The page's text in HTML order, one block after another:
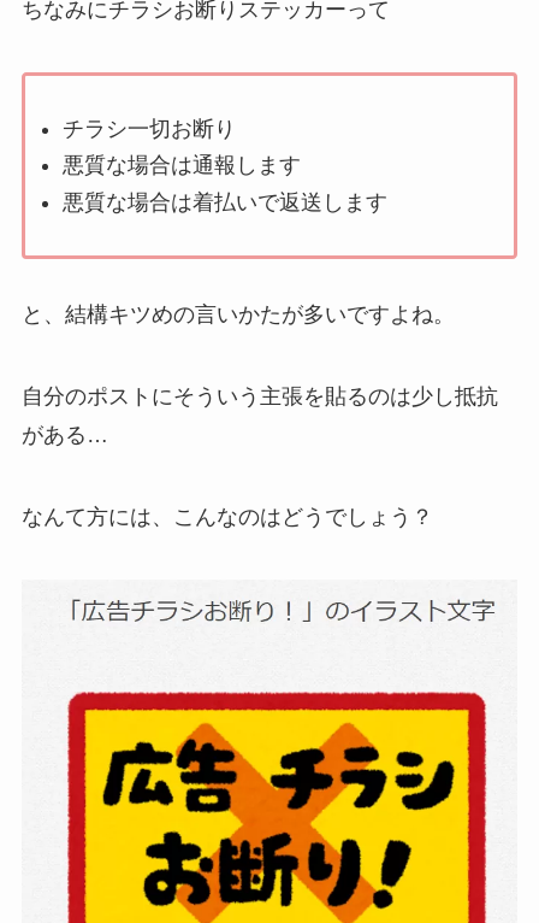
ちなみにチラシお断りステッカーって
チラシ一切お断り
悪質な場合は通報します
悪質な場合は着払いで返送します
と、結構キツめの言いかたが多いですよね。
自分のポストにそういう主張を貼るのは少し抵抗
がある…
なんて方には、こんなのはどうでしょう？